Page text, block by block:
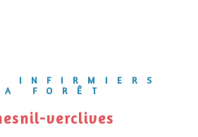
FORÊT
verclives